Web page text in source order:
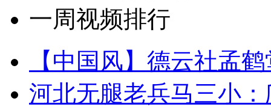
一周视频排行
【中国风】德云社孟
河北无腿老兵马三小